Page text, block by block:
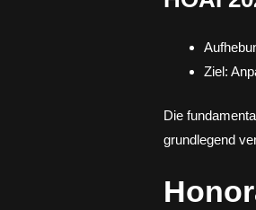
Ziel:
Die
grundlegend